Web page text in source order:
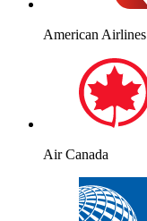
American Airlines
Air Canada